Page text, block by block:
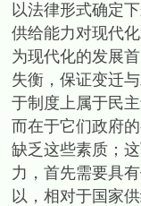
以法律形式确定
供给能力对现代
为现代化的发展
失衡，保证变迁
于制度上属于民
而在于它们政府
缺乏这些素质；
力，首先需要具
以，相对于国家